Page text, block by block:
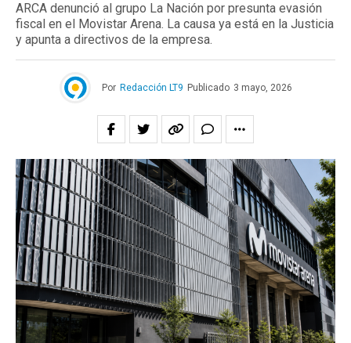
ARCA denunció al grupo La Nación por presunta evasión
fiscal en el Movistar Arena. La causa ya está en la Justicia
y apunta a directivos de la empresa.
Por Redacción LT9 Publicado 3 mayo, 2026